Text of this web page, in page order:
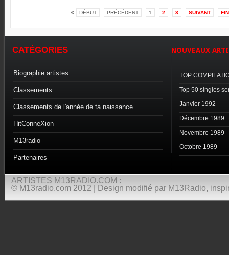
« DÉBUT PRÉCÉDENT 1 2 3 SUIVANT FIN
CATÉGORIES
Biographie artistes
Classements
Classements de l'année de ta naissance
HitConneXion
M13radio
Partenaires
NOUVEAUX
TOP
Top 50 singles
Janvier 1992
Décembre 1989
Novembre 1989
Octobre 1989
ARTISTES M13RADIO.COM :
© M13radio.com 2012 | Design modifié par M13Radio,